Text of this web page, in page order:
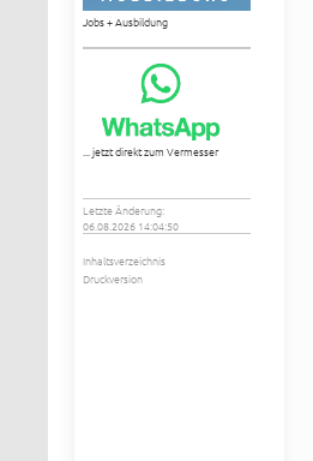
Jobs + Ausbildung
... jetzt direkt zum Vermesser
Letzte Änderung:
06.08.2026 14:04:50
Inhaltsverzeichnis
Druckversion